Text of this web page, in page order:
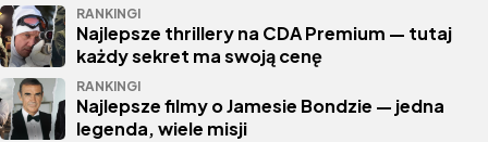
RANKINGI
Najlepsze thrillery na CDA Premium — tutaj
każdy sekret ma swoją cenę
RANKINGI
Najlepsze filmy o Jamesie Bondzie — jedna
legenda, wiele misji